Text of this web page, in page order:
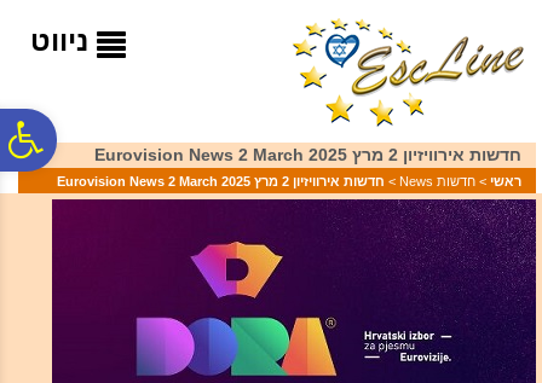
המרכזי
ניווט
חדשות אירוויזיון 2 מרץ 2025 Eurovision News 2 March
ראשי > חדשות News > חדשות אירוויזיון 2 מרץ 2025 Eurovision News 2 March